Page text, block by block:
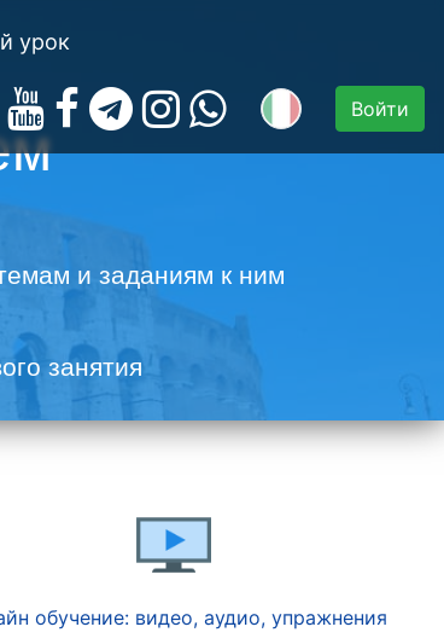
урок
Войти
и заданиям к ним
занятия
обучение: видео, аудио, упражнения